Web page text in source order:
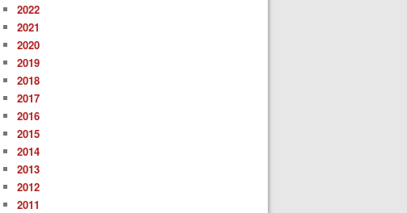
2022
2021
2020
2019
2018
2017
2016
2015
2014
2013
2012
2011